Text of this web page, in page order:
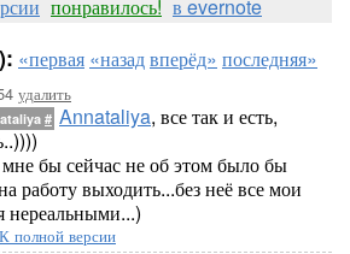
понравилось! в evernote
«первая «назадвперёд» последняя»
удалить
# Annataliya, все так и есть,
бы сейчас не об этом было бы
работу выходить...без неё все мои
нереальными...)
К полной версии